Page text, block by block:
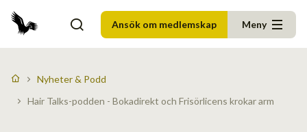
Ansök om medlemskap Meny
Nyheter & Podd
Hair Talks-podden - Bokadirekt och Frisörlicens krokar arm